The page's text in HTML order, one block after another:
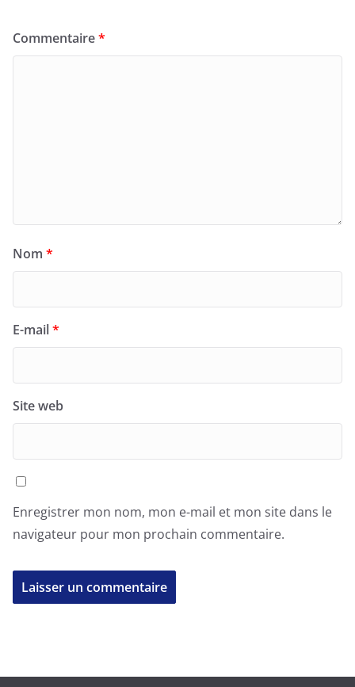
Commentaire*
Nom *
E-mail*
Site web
Enregistrer mon nom, mon e-mail et mon site dans le
navigateur pour mon prochain commentaire.